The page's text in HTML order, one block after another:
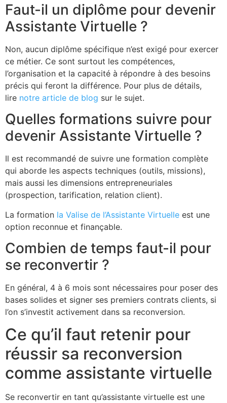
Faut-il un diplôme pour devenir
Assistante Virtuelle ?
Non, aucun diplôme spécifique n’est exigé pour exercer
ce métier. Ce sont surtout les compétences,
l’organisation et la capacité à répondre à des besoins
précis qui feront la différence. Pour plus de détails,
lire notre article de blog sur le sujet.
Quelles formations suivre pour
devenir Assistante Virtuelle ?
Il est recommandé de suivre une formation complète
qui aborde les aspects techniques (outils, missions),
mais aussi les dimensions entrepreneuriales
(prospection, tarification, relation client).
La formation la Valise de l’Assistante Virtuelle est une
option reconnue et finançable.
Combien de temps faut-il pour
se reconvertir ?
En général, 4 à 6 mois sont nécessaires pour poser des
bases solides et signer ses premiers contrats clients, si
l’on s’investit activement dans sa reconversion.
Ce qu’il faut retenir pour
réussir sa reconversion
comme assistante virtuelle
Se reconvertir en tant qu’assistante virtuelle est une